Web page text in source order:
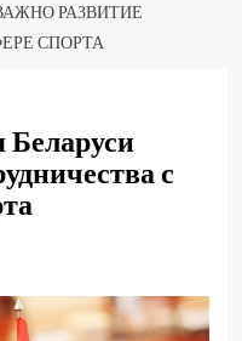
РАЗВИТИЕ
СПОРТА
с